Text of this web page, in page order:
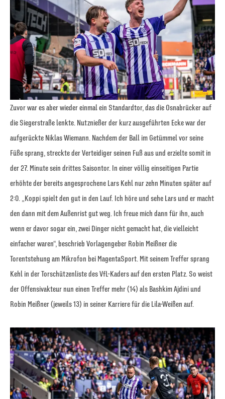
Zuvor war es aber wieder einmal ein Standardtor, das die Osnabrücker auf
die Siegerstraße lenkte. Nutznießer der kurz ausgeführten Ecke war der
aufgerückte Niklas Wiemann. Nachdem der Ball im Getümmel vor seine
Füße sprang, streckte der Verteidiger seinen Fuß aus und erzielte somit in
der 27. Minute sein drittes Saisontor. In einer völlig einseitigen Partie
erhöhte der bereits angesprochene Lars Kehl nur zehn Minuten später auf
2:0. „Koppi spielt den gut in den Lauf. Ich höre und sehe Lars und er macht
den dann mit dem Außenrist gut weg. Ich freue mich dann für ihn, auch
wenn er davor sogar ein, zwei Dinger nicht gemacht hat, die vielleicht
einfacher waren“, beschrieb Vorlagengeber Robin Meißner die
Torentstehung am Mikrofon bei MagentaSport. Mit seinem Treffer sprang
Kehl in der Torschützenliste des VfL-Kaders auf den ersten Platz. So weist
der Offensivakteur nun einen Treffer mehr (14) als Bashkim Ajdini und
Robin Meißner (jeweils 13) in seiner Karriere für die Lila-Weißen auf.